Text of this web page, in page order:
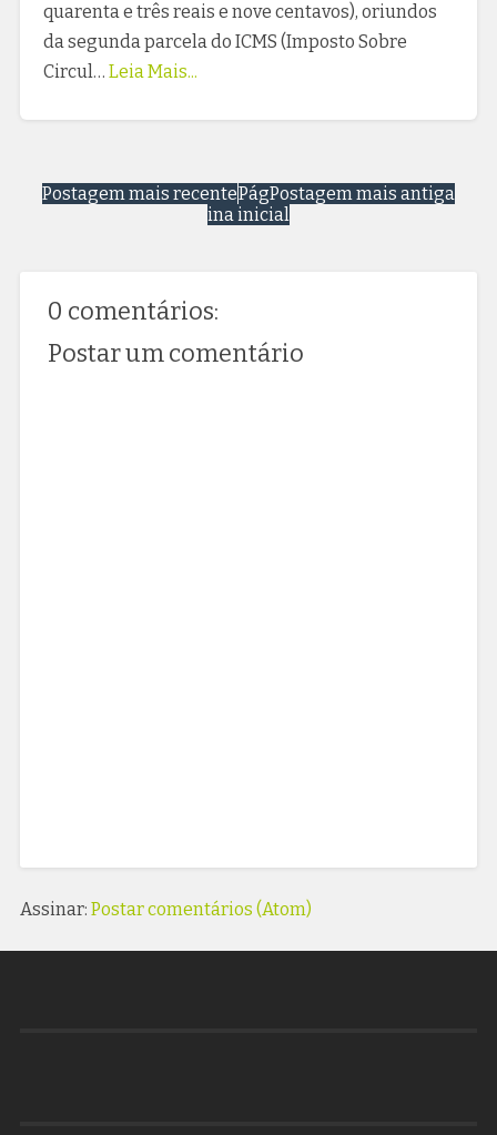
quarenta e três reais e nove centavos), oriundos
da segunda parcela do ICMS (Imposto Sobre
Circul… Leia Mais...
Postagem mais recente Postagem mais antiga
Pág
ina inicial
0 comentários:
Postar um comentário
Assinar: Postar comentários (Atom)